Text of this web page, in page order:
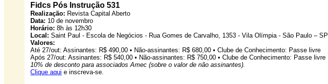
Fidcs Pós Instrução 531
Realização: Revista Capital Aberto
Data: 10 de novembro
Horário: 8h às 12h30
Local: Saint Paul - Escola de Negócios - Rua Gomes de Carvalho, 1353 - Vila Olímpia - São Paulo – SP
Valores:
Até 27/out: Assinantes: R$ 490,00 • Não-assinantes: R$ 680,00 • Clube de Conhecimento: Passe livre
Após 27/out: Assinantes: R$ 540,00 • Não-assinantes: R$ 750,00 • Clube de Conhecimento: Passe livre
10% de desconto para associados Amec (sobre o valor de não assinantes).
Clique aqui e inscreva-se.